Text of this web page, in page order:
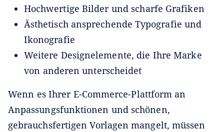
Hochwertige Bilder und scharfe Grafiken
Ästhetisch ansprechende Typografie und
Ikonografie
Weitere Designelemente, die Ihre Marke
von anderen unterscheidet
Wenn es Ihrer E-Commerce-Plattform an
Anpassungsfunktionen und schönen,
gebrauchsfertigen Vorlagen mangelt, müssen